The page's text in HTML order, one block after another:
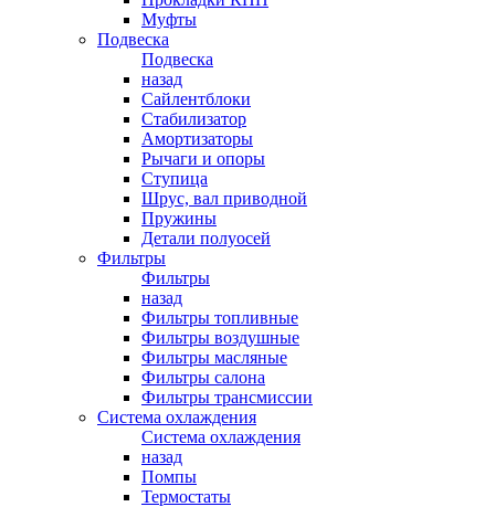
Муфты
Подвеска
Подвеска
назад
Сайлентблоки
Стабилизатор
Амортизаторы
Рычаги и опоры
Ступица
Шрус, вал приводной
Пружины
Детали полуосей
Фильтры
Фильтры
назад
Фильтры топливные
Фильтры воздушные
Фильтры масляные
Фильтры салона
Фильтры трансмиссии
Система охлаждения
Система охлаждения
назад
Помпы
Термостаты